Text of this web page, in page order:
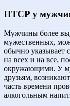
ПТСР у
Мужчины более
мужественных,
обычно указывает
на всех и на все,
окружающими. У
друзьям,
часть времени
алкогольным